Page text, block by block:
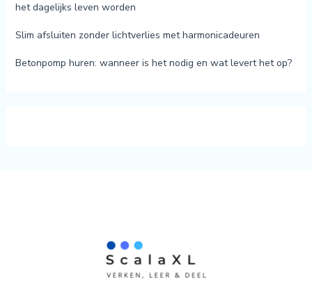
het dagelijks leven worden
Slim afsluiten zonder lichtverlies met harmonicadeuren
Betonpomp huren: wanneer is het nodig en wat levert het op?